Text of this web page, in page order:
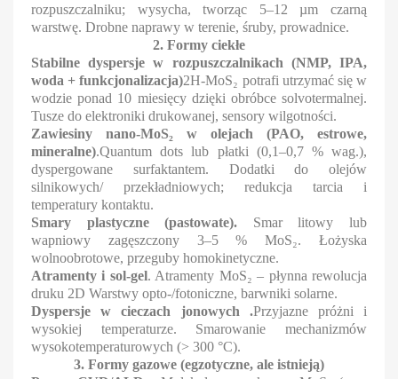
rozpuszczalniku; wysycha, tworząc 5–12 µm czarną
warstwę. Drobne naprawy w terenie, śruby, prowadnice.
2. Formy ciekłe
Stabilne dyspersje w rozpuszczalnikach (NMP, IPA,
woda + funkcjonalizacja)2H-MoS₂ potrafi utrzymać się w
wodzie ponad 10 miesięcy dzięki obróbce solvotermalnej.
Tusze do elektroniki drukowanej, sensory wilgotności.
Zawiesiny nano-MoS₂ w olejach (PAO, estrowe,
mineralne).Quantum dots lub płatki (0,1–0,7 % wag.),
dyspergowane surfaktantem. Dodatki do olejów
silnikowych/ przekładniowych; redukcja tarcia i
temperatury kontaktu.
Smary plastyczne (pastowate). Smar litowy lub
wapniowy zagęszczony 3–5 % MoS₂. Łożyska
wolnoobrotowe, przeguby homokinetyczne.
Atramenty i sol-gel. Atramenty MoS₂ – płynna rewolucja
druku 2D Warstwy opto-/fotoniczne, barwniki solarne.
Dyspersje w cieczach jonowych .Przyjazne próżni i
wysokiej temperaturze. Smarowanie mechanizmów
wysokotemperaturowych (> 300 °C).
3. Formy gazowe (egzotyczne, ale istnieją)